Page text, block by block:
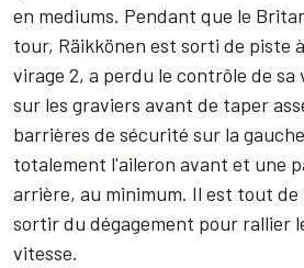
en mediums. Pendant que le
tour, Räikkönen est sorti de piste
virage 2, a perdu le contrôle de sa
sur les graviers avant de taper
barrières de sécurité sur la
totalement l'aileron avant et une
arrière, au minimum. Il est tout de
sortir du dégagement pour rallier
vitesse.